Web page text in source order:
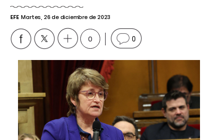
EFE Martes, 26 de diciembre de 2023
0 0